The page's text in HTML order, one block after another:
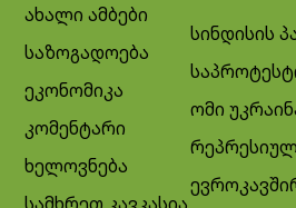
ახალი ამბები
საზოგადოება
ეკონომიკა
კომენტარი
ხელოვნება
სამხრეთ კავკასია
სინდისის
ომი